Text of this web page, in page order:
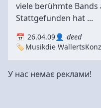
viele berühmte
Stattgefunden hat ...
26.04.09 deed
Musikdie Wallerts
У нас немає реклами!